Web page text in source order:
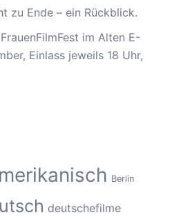
zu Ende – ein Rückblick.
im Alten E-
Einlass jeweils 18 Uhr,
Berlin
deutschefilme